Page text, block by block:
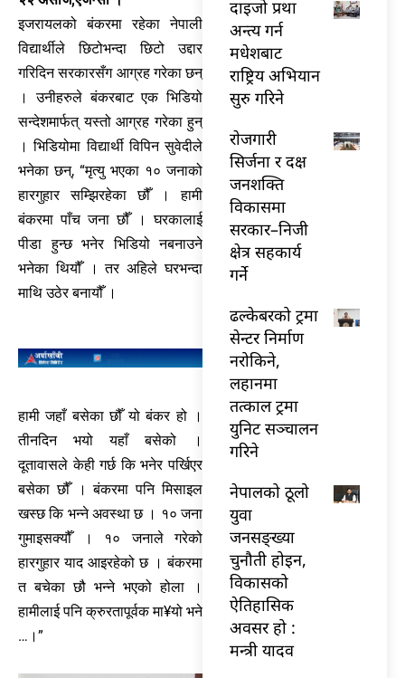
इजरायलको बंकरमा रहेका नेपाली
विद्यार्थीले छिटोभन्दा छिटो उद्दार
गरिदिन सरकारसँग आग्रह गरेका छन्
। उनीहरुले बंकरबाट एक भिडियो
सन्देशमार्फत् यस्तो आग्रह गरेका हुन्
। भिडियोमा विद्यार्थी विपिन सुवेदीले
भनेका छन्, “मृत्यु भएका १० जनाको
हारगुहार सम्झिरहेका छौँ । हामी
बंकरमा पाँच जना छौँ । घरकालाई
पीडा हुन्छ भनेर भिडियो नबनाउने
भनेका थियौँ । तर अहिले घरभन्दा
माथि उठेर बनायौँ ।
हामी जहाँ बसेका छौँ यो बंकर हो ।
तीनदिन भयो यहाँ बसेको ।
दूतावासले केही गर्छ कि भनेर पर्खिएर
बसेका छौँ । बंकरमा पनि मिसाइल
खस्छ कि भन्ने अवस्था छ । १० जना
गुमाइसक्यौँ । १० जनाले गरेको
हारगुहार याद आइरहेको छ । बंकरमा
त बचेका छौ भन्ने भएको होला ।
हामीलाई पनि क्रुरतापूर्वक मा¥यो भने
…।”
दाइजो प्रथा
अन्त्य गर्न
मधेशबाट
राष्ट्रिय अभियान
सुरु गरिने
राेजगारी
सिर्जना र दक्ष
जनशक्ति
विकासमा
सरकार–निजी
क्षेत्र सहकार्य
गर्ने
ढल्केबरको ट्रमा
सेन्टर निर्माण
नरोकिने,
लहानमा
तत्काल ट्रमा
युनिट सञ्चालन
गरिने
नेपालको ठूलो
युवा
जनसङ्ख्या
चुनौती होइन,
विकासको
ऐतिहासिक
अवसर हो :
मन्त्री यादव